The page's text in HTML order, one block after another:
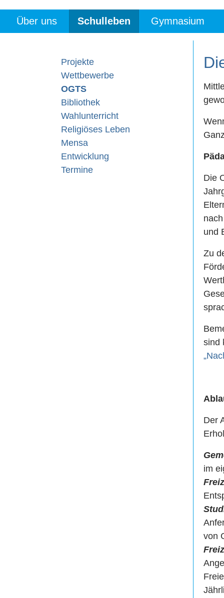
Über uns Schulleben Gymnasium
Projekte
Wettbewerbe
OGTS
Bibliothek
Wahlunterricht
Religiöses Leben
Mensa
Entwicklung
Termine
Die
und
Zu
sind
Der
im
von